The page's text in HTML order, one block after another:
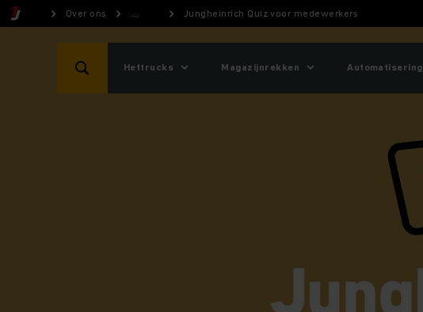
Over ons ... Jungheinrich Quiz voor medewerkers
Heftrucks Magazijnrekken Automatisering